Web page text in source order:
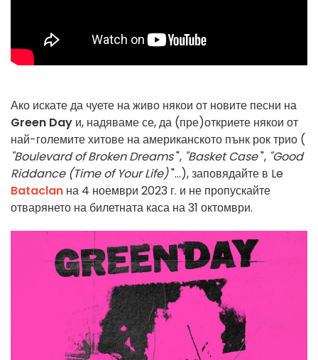
Ако искате да чуете на живо някои от новите песни на
Green Day и, надяваме се, да (пре)откриете някои от
най-големите хитове на американското пънк рок трио (
"Boulevard of Broken Dreams", "Basket Case", "Good
Riddance (Time of Your Life)"...), заповядайте в Le
Bataclan на 4 ноември 2023 г. и не пропускайте
отварянето на билетната каса на 31 октомври.